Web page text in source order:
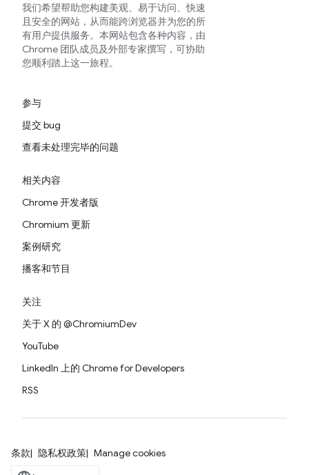
我们希望帮助您构建美观、易于访问、快速
且安全的网站，从而能跨浏览器并为您的所
有用户提供服务。本网站包含各种内容，由
Chrome 团队成员及外部专家撰写，可协助
您顺利踏上这一旅程。
参与
提交 bug
查看未处理完毕的问题
相关内容
Chrome 开发者版
Chromium 更新
案例研究
播客和节目
关注
关于 X 的 @ChromiumDev
YouTube
LinkedIn 上的 Chrome for Developers
RSS
条款 隐私权政策 Manage cookies